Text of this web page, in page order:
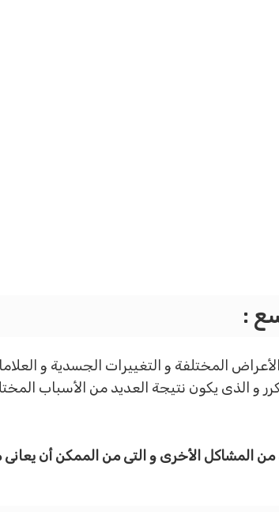
:
المختلفة و التغييرات الجسدية و
و الذى يكون نتيجة العديد من الأسباب
من المشاكل الأخرى و التى من الممكن أن